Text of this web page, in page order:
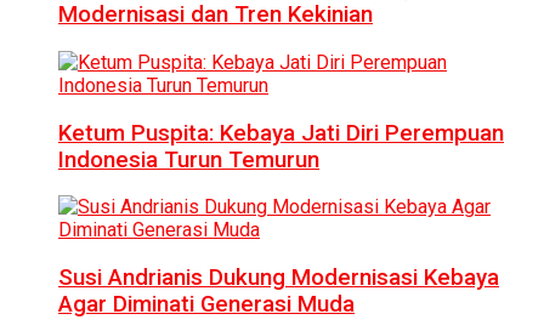
Modernisasi dan Tren Kekinian
Ketum Puspita: Kebaya Jati Diri Perempuan
Indonesia Turun Temurun
Susi Andrianis Dukung Modernisasi Kebaya
Agar Diminati Generasi Muda